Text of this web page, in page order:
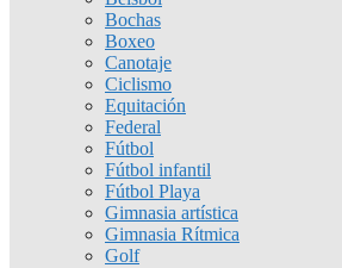
Bochas
Boxeo
Canotaje
Ciclismo
Equitación
Federal
Fútbol
Fútbol infantil
Fútbol Playa
Gimnasia artística
Gimnasia Rítmica
Golf